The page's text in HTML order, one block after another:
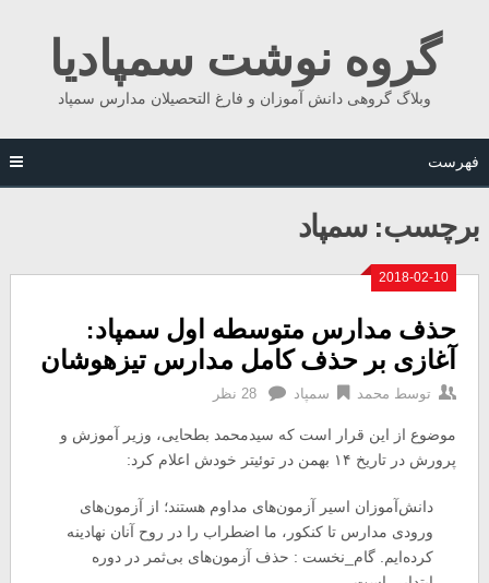
گروه نوشت سمپادیا
وبلاگ گروهی دانش آموزان و فارغ التحصیلان مدارس سمپاد
فهرست
برچسب:سمپاد
2018-02-10
حذف مدارس متوسطه اول سمپاد:
آغازی بر حذف کامل مدارس تیزهوشان
توسط محمد سمپاد 28 نظر
موضوع از این قرار است که سیدمحمد بطحایی، وزیر آموزش و
پرورش در تاریخ ۱۴ بهمن در توئیتر خودش اعلام کرد:
دانش‌آموزان اسیر آزمون‌های مداوم هستند؛ از آزمون‌های
ورودی مدارس تا کنکور، ما اضطراب را در روح آنان نهادینه
کرده‌ایم. گام_نخست : حذف آزمون‌های بی‌ثمر در دوره